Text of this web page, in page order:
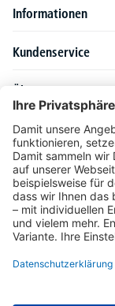
Informationen
Kundenservice
Über DELTA-V
Produktsortiment
Ratgeber
Unser Angebot